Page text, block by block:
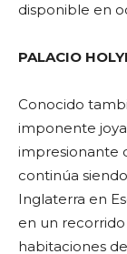
disponible en
PALACIO
Conocido
imponente
impresionante
continúa
Inglaterra en
en un
habitaciones